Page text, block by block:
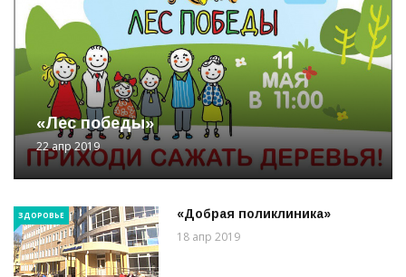
«Лес победы»
22 апр 2019
ЗДОРОВЬЕ «Добрая поликлиника»
18 апр 2019